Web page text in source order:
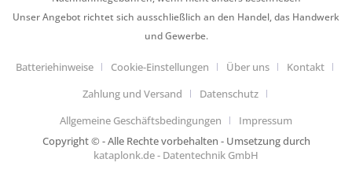
Unser Angebot richtet sich ausschließlich an den Handel, das Handwerk
und Gewerbe.
Batteriehinweise Cookie-Einstellungen Über uns
Kontakt
Zahlung und Versand
Datenschutz
Allgemeine Geschäftsbedingungen
Impressum
Copyright © - Alle Rechte vorbehalten - Umsetzung durch
kataplonk.de - Datentechnik GmbH